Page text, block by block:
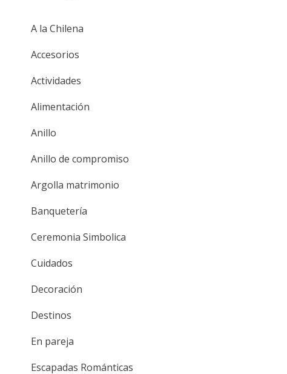
A la Chilena
Accesorios
Actividades
Alimentación
Anillo
Anillo de compromiso
Argolla matrimonio
Banquetería
Ceremonia Simbolica
Cuidados
Decoración
Destinos
En pareja
Escapadas Románticas